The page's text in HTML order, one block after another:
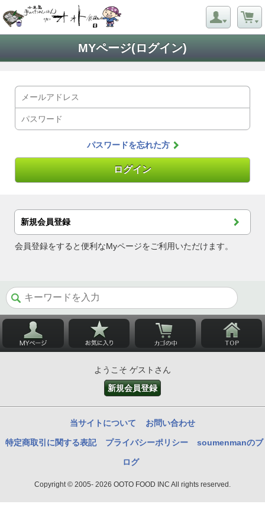
MYページ(ログイン)
パスワードを忘れた方
新規会員登録
会員登録をすると便利なMyページをご利用いただけます。
ようこそ ゲストさん
新規会員登録
当サイトについて お問い合わせ
特定商取引に関する表記 プライバシーポリシー soumenmanのブ
ログ
Copyright © 2005- 2026 OOTO FOOD INC All rights reserved.